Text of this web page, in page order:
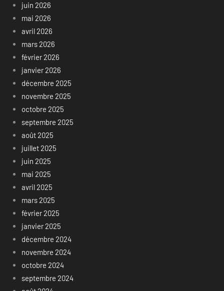
juin 2026
mai 2026
avril 2026
mars 2026
février 2026
janvier 2026
décembre 2025
novembre 2025
octobre 2025
septembre 2025
août 2025
juillet 2025
juin 2025
mai 2025
avril 2025
mars 2025
février 2025
janvier 2025
décembre 2024
novembre 2024
octobre 2024
septembre 2024